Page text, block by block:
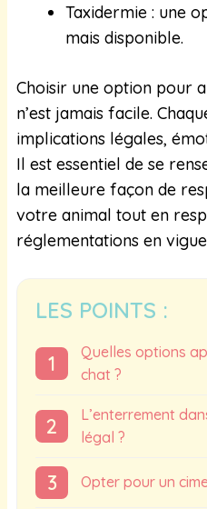
Taxidermie : une
mais disponible.
Choisir une option pour
n’est jamais facile.
implications légales,
Il est essentiel de se
la meilleure façon de
votre animal tout en
réglementations en
LES POINTS :
Quelles options
chat ?
L’enterrement
légal ?
Opter pour un